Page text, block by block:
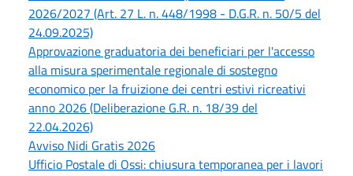
2026/2027 (Art. 27 L. n. 448/1998 - D.G.R. n. 50/5 del
24.09.2025)
Approvazione graduatoria dei beneficiari per l'accesso
alla misura sperimentale regionale di sostegno
economico per la fruizione dei centri estivi ricreativi
anno 2026 (Deliberazione G.R. n. 18/39 del
22.04.2026)
Avviso Nidi Gratis 2026
Ufficio Postale di Ossi: chiusura temporanea per i lavori